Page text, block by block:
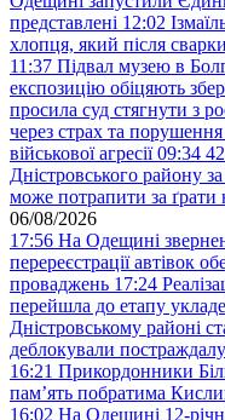
представлені 12:02
хлопця, який після
11:37 Підвал музею в
експозицію обіцяють
просила суд стягнути з
через страх та
військової агресії 09:34
Дністровського району
може потрапити за ґрати
06/08/2026
17:56 На Одещині
перереєстрації автівок
проваджень 17:24
перейшла до етапу
Дністровському районі
деблокували
16:21 Прикордонники
пам’ять побратима
16:02 На Одещині 12-